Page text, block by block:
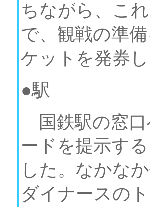
ちながら、こ
で、観戦の準
ケットを発券
●駅
国鉄駅の窓口
ードを提示す
した。なかな
ダイナースの